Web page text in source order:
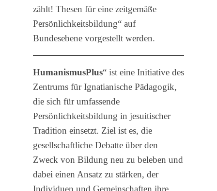
zählt! Thesen für eine zeitgemäße
Persönlichkeitsbildung“ auf
Bundesebene vorgestellt werden.
HumanismusPlus“ ist eine Initiative des
Zentrums für Ignatianische Pädagogik,
die sich für umfassende
Persönlichkeitsbildung in jesuitischer
Tradition einsetzt. Ziel ist es, die
gesellschaftliche Debatte über den
Zweck von Bildung neu zu beleben und
dabei einen Ansatz zu stärken, der
Individuen und Gemeinschaften ihre